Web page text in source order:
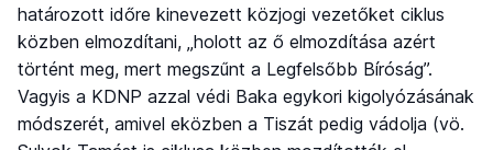
határozott időre kinevezett közjogi vezetőket ciklus
közben elmozdítani, „holott az ő elmozdítása azért
történt meg, mert megszűnt a Legfelsőbb Bíróság”.
Vagyis a KDNP azzal védi Baka egykori kigolyózásának
módszerét, amivel eközben a Tiszát pedig vádolja (vö.